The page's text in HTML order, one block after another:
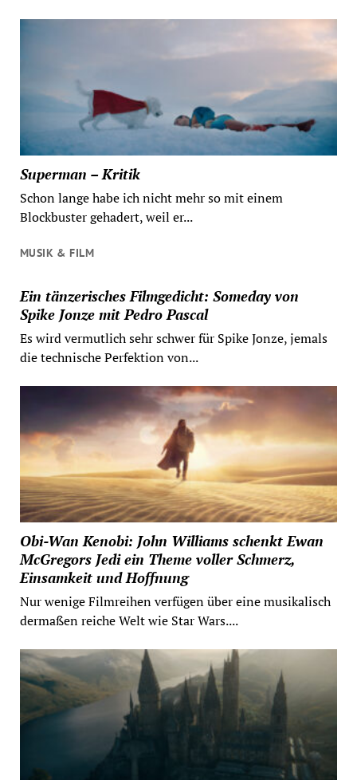
Superman – Kritik
Schon lange habe ich nicht mehr so mit einem
Blockbuster gehadert, weil er...
MUSIK & FILM
Ein tänzerisches Filmgedicht: Someday von
Spike Jonze mit Pedro Pascal
Es wird vermutlich sehr schwer für Spike Jonze, jemals
die technische Perfektion von...
Obi-Wan Kenobi: John Williams schenkt Ewan
McGregors Jedi ein Theme voller Schmerz,
Einsamkeit und Hoffnung
Nur wenige Filmreihen verfügen über eine musikalisch
dermaßen reiche Welt wie Star Wars....